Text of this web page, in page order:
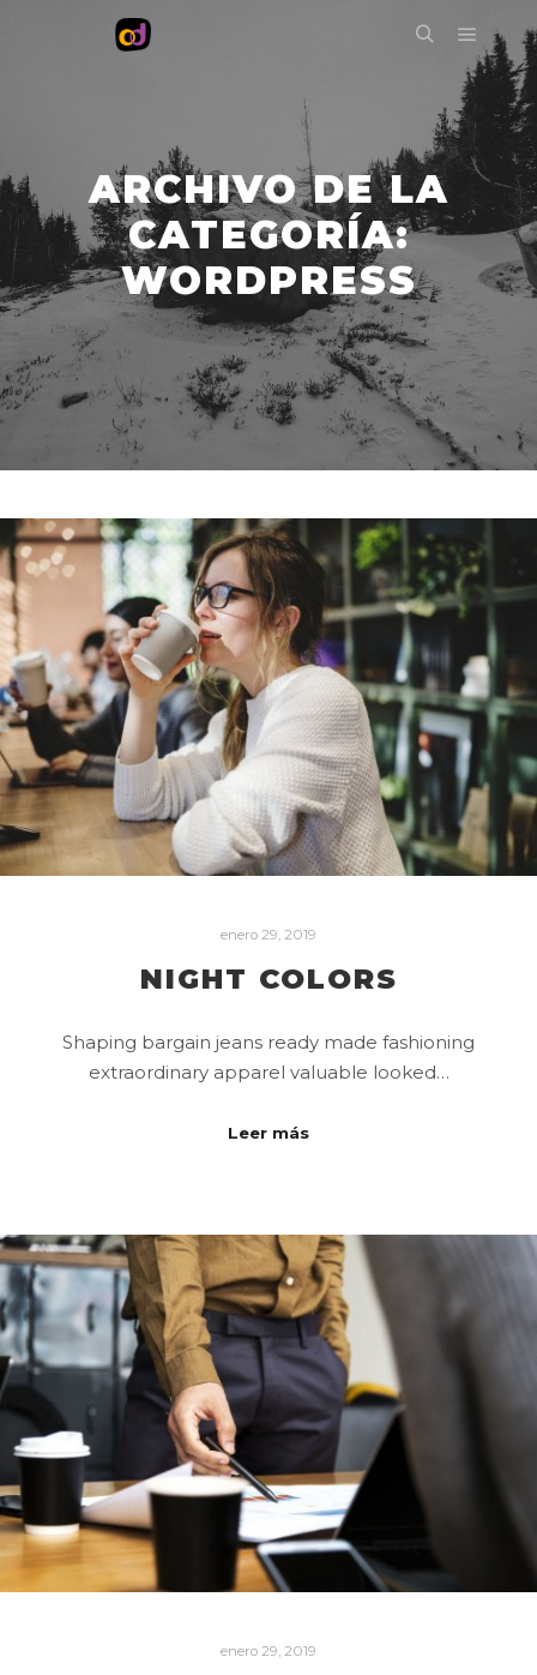
BuscarMenú
ARCHIVO DE LA
CATEGORÍA:
WORDPRESS
enero 29, 2019
NIGHT COLORS
Shaping bargain jeans ready made fashioning
extraordinary apparel valuable looked…
Leer más
enero 29, 2019